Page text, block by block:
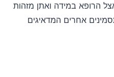
הרופא במידה ואתן מזהות
אחרים המדאיגים